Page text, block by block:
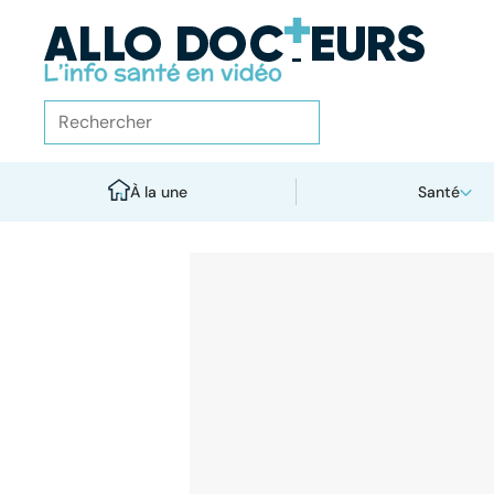
À la une Santé